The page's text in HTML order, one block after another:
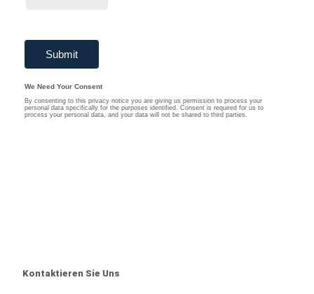
Kontaktieren Sie Uns